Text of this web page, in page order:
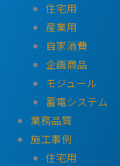
住宅用
産業用
自家消費
企画商品
モジュール
蓄電システム
業務品質
施工事例
住宅用